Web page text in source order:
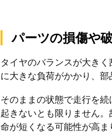
パーツの損傷や
タイヤのバランスが大き
に大きな負荷がかかり、部
そのままの状態で走行を
起きないとも限りません
命が短くなる可能性が高ま